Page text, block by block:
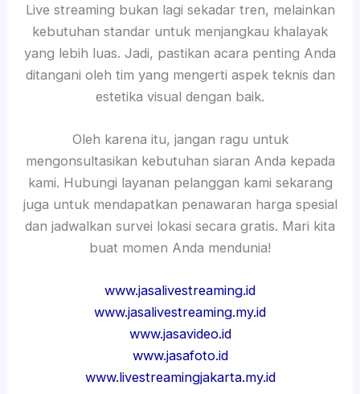
Live streaming bukan lagi sekadar tren, melainkan
kebutuhan standar untuk menjangkau khalayak
yang lebih luas. Jadi, pastikan acara penting Anda
ditangani oleh tim yang mengerti aspek teknis dan
estetika visual dengan baik.
Oleh karena itu, jangan ragu untuk
mengonsultasikan kebutuhan siaran Anda kepada
kami. Hubungi layanan pelanggan kami sekarang
juga untuk mendapatkan penawaran harga spesial
dan jadwalkan survei lokasi secara gratis. Mari kita
buat momen Anda mendunia!
www.jasalivestreaming.id
www.jasalivestreaming.my.id
www.jasavideo.id
www.jasafoto.id
www.livestreamingjakarta.my.id